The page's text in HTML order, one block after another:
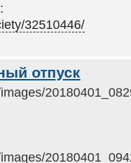
32510446/
отпуск